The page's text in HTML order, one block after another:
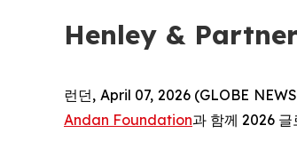
Henley &
런던, April 07, 2026 (GLOBE
Andan Foundation과 함께 2026